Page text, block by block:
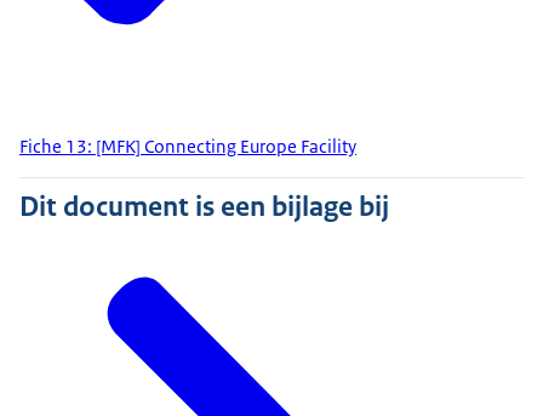
Fiche 13: [MFK] Connecting Europe Facility
Dit document is een bijlage bij